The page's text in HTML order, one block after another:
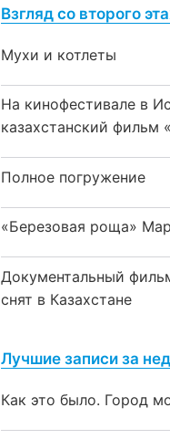
Взгляд со второго
Мухи и котлеты
На кинофестивале в
казахстанский фильм
Полное погружение
«Березовая роща»
Документальный
снят в Казахстане
Лучшие записи за
Как это было. Город